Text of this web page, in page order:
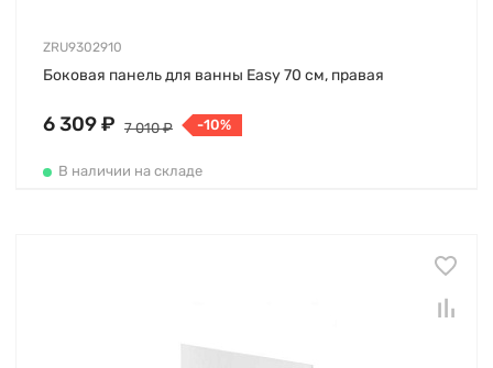
ZRU9302910
Боковая панель для ванны Easy 70 см, правая
6 309 ₽ 7 010 ₽ -10%
В наличии на складе